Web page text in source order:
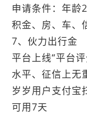
申请条件：年龄
积金、房、车、
7、伙力出行金
平台上线“平台
水平、征信上无
岁岁用户支付宝
可用7天